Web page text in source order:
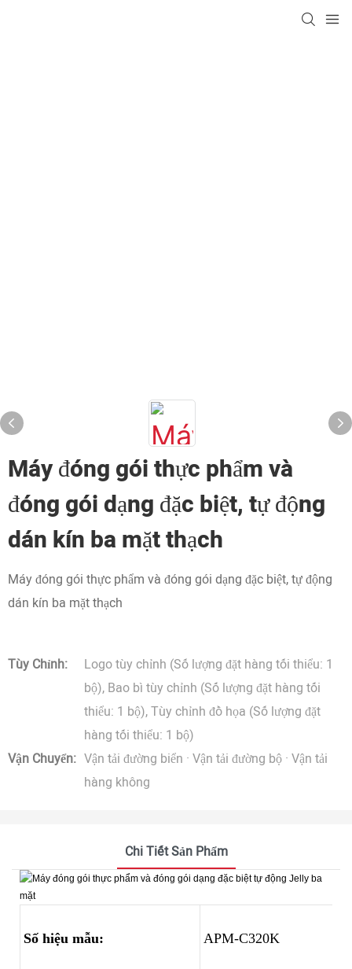
Máy đóng gói thực phẩm và
đóng gói dạng đặc biệt, tự động
dán kín ba mặt thạch
Máy đóng gói thực phẩm và đóng gói dạng đặc biệt, tự động
dán kín ba mặt thạch
Tùy Chỉnh:
Logo tùy chỉnh (Số lượng đặt hàng tối thiểu: 1
bộ), Bao bì tùy chỉnh (Số lượng đặt hàng tối
thiểu: 1 bộ), Tùy chỉnh đồ họa (Số lượng đặt
hàng tối thiểu: 1 bộ)
Vận Chuyển: Vận tải đường biển · Vận tải đường bộ · Vận tải
hàng không
Chi Tiết Sản Phẩm
Số hiệu mẫu: APM-C320K